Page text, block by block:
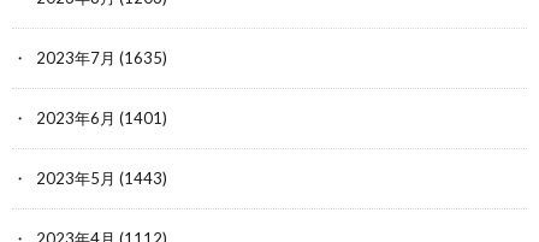
2023年7月 (1635)
2023年6月 (1401)
2023年5月 (1443)